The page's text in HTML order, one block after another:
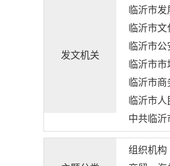
发文机关
临沂市
临沂市
临沂市公
临沂市
临沂市商
临沂市
中共临沂
组织机构